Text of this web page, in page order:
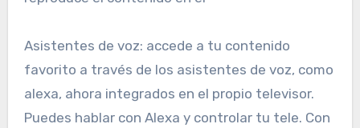
Asistentes de voz: accede a tu contenido
favorito a través de los asistentes de voz, como
alexa, ahora integrados en el propio televisor.
Puedes hablar con Alexa y controlar tu tele. Con